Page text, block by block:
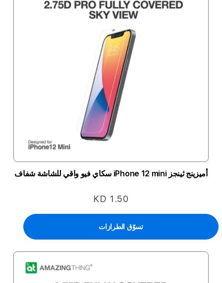
أميزينج ثينجز iPhone 12 mini سكاي فيو واقي للشاشة شفاف
KD 1.50
تسوّق الطرازات